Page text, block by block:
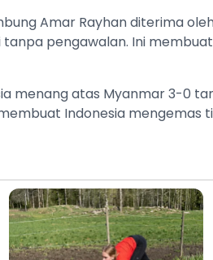
Amar Rayhan diterima
pengawalan. Ini
menang atas Myanmar 3-0
Indonesia mengemas